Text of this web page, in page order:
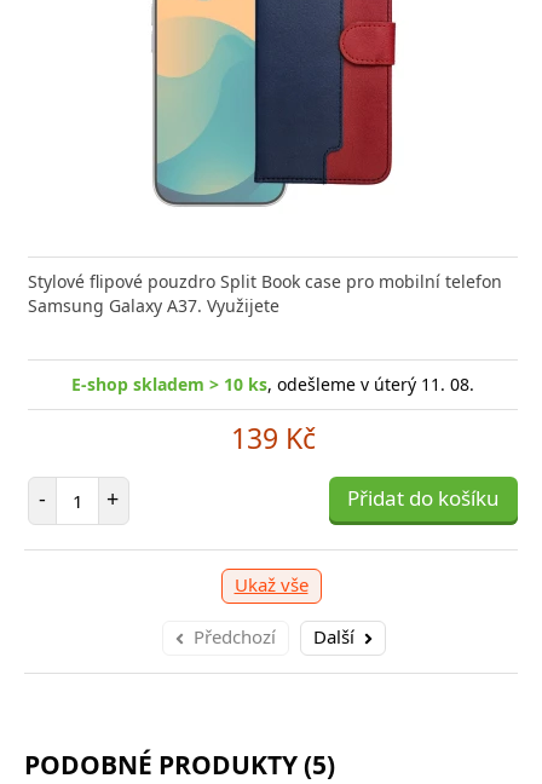
Stylové flipové pouzdro Split Book case pro mobilní telefon
Samsung Galaxy A37. Využijete
E-shop skladem > 10 ks, odešleme v úterý 11. 08.
139 Kč
- Počet položek
+ Přidat do košíku
Ukaž vše
Předchozí Další
PODOBNÉ PRODUKTY (5)